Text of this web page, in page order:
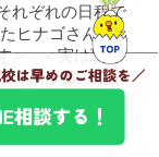
れぞれの日程で
ヒナゴさん：
＞ ＜実は現地
ど彼が撮ったも